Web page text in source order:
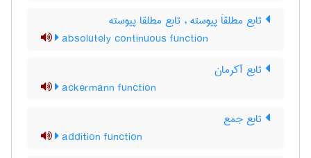
تابع مطلقاَ پیوسته ، تابع مطلقا پیوسته
absolutely continuous function
تابع آکرمان
ackermann function
تابع جمع
addition function